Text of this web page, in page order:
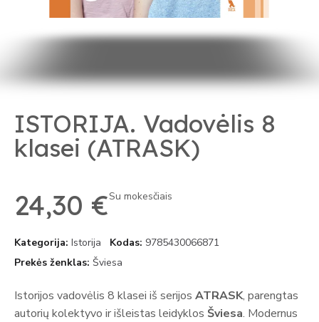
ISTORIJA. Vadovėlis 8
klasei (ATRASK)
24,30 €Su mokesčiais
Kategorija Istorija Kodas 9785430066871
Prekės ženklas Šviesa
Istorijos vadovėlis 8 klasei iš serijos ATRASK, parengtas
autorių kolektyvo ir išleistas leidyklos Šviesa. Modernus